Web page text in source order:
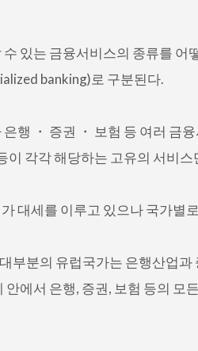
있는 금융서비스의 종류를 어
banking)로 구분된다.
행 ・ 증권 ・ 보험 등 여러 금
이 각각 해당하는 고유의 서비
대세를 이루고 있으나 국가별
부분의 유럽국가는 은행산업
안에서 은행, 증권, 보험 등의 모